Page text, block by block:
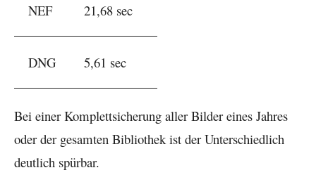
NEF 21,68 sec
DNG 5,61 sec
Bei einer Komplettsicherung aller Bilder eines Jahres
oder der gesamten Bibliothek ist der Unterschiedlich
deutlich spürbar.